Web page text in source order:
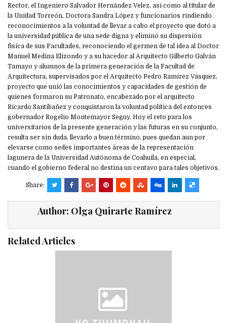
Rector, el Ingeniero Salvador Hernández Velez, así como al titular de
la Unidad Torreón, Doctora Sandra López y funcionarios rindiendo
reconocimientos a la voluntad de llevar a cabo el proyecto que dotó a
la universidad pública de una sede digna y eliminó su dispersión
fisica de sus Facultades, reconociendo el germen de tal idea al Doctor
Manuel Medina Elizondo y a su hacedor al Arquitecto Gilberto Galván
Tamayo y alumnos de la primera generación de la Facultad de
Arquitectura, supervisados por el Arquitecto Pedro Ramírez Vásquez,
proyecto que unió las conocimientos y capacidades de gestión de
quienes formaron su Patronato, encabezado por el arquitecto
Ricardo Santibañez y conquistaron la voluntad política del entonces
gobernador Rogelio Montemayor Seguy. Hoy el reto para los
universitarios de la presente generación y las futuras en su conjunto,
resulta ser sin duda, llevarlo a buen término, pues quedan aun por
elevarse como sedes importantes áreas de la representación
lagunera de la Universidad Autónoma de Coahuila, en especial,
cuando el gobierno federal no destina un centavo para tales objetivos.
Share:
Author: Olga Quirarte Ramírez
Related Articles